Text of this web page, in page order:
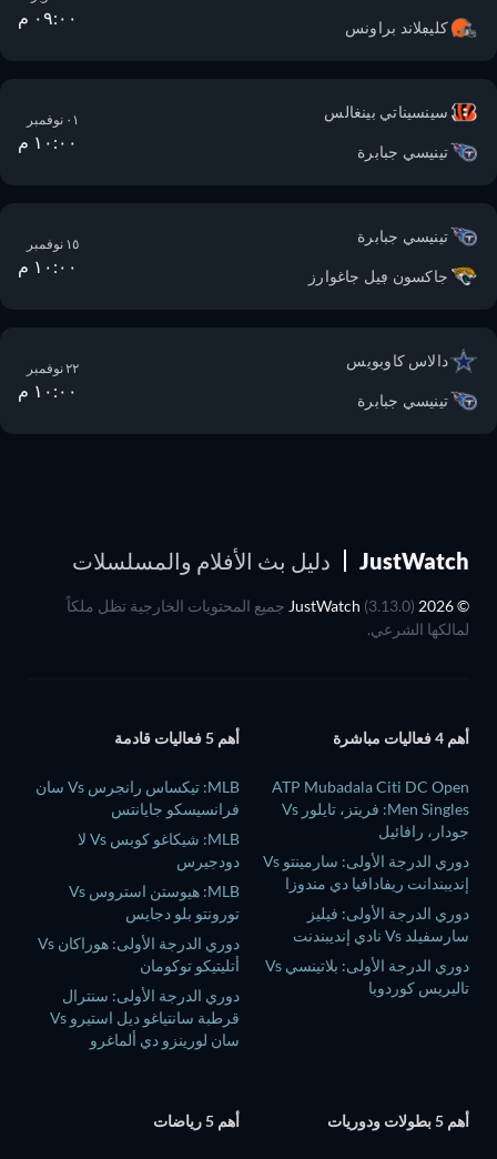
كليڢلاند براونس ٠٩:٠٠ م
سينسيناتي بينغالس
تينيسي جبابرة ١٠:٠٠ م
تينيسي جبابرة
جاكسون ڢيل جاغوارز ١٠:٠٠ م
دالاس كاوبويس
تينيسي جبابرة ١٠:٠٠ م
JustWatch دليل بث الأفلام والمسلسلات
(3.13.0) جميع المحتويات الخارجية تظل ملكاً
لمالكها الشرعي.
أهم 4 فعاليات مباشرة
ATP Mubadala Citi DC Open
Men Singles: فريتز، تايلور Vs
جودار، رافائيل
دوري الدرجة الأولى: سارمينتو Vs
إنديبندانت ريفادافيا دي مندوزا
دوري الدرجة الأولى: فيليز
سارسفيلد Vs نادي إنديبندنت
دوري الدرجة الأولى: بلاتينسي Vs
تاليريس كوردوبا
أهم 5 فعاليات قادمة
MLB: تيكساس رانجرس Vs سان
فرانسيسكو جايانتس
MLB: شيكاغو كوبس Vs لا
دودجيرس
MLB: هيوستن استروس Vs
تورونتو بلو دجايس
دوري الدرجة الأولى: هوراكان Vs
أتليتيكو توكومان
دوري الدرجة الأولى: سنترال
قرطبة سانتياغو ديل استيرو Vs
سان لورينزو دي ألماغرو
أهم 5 بطولات ودوريات أهم 5 رياضات